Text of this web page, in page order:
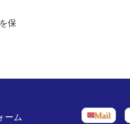
保
ーム ✉Mail